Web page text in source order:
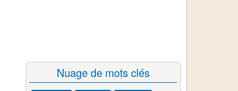
Nuage de mots clés